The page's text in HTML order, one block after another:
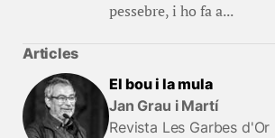
pessebre, i ho fa a...
Articles
El bou i la mula
Jan Grau i Martí
Revista Les Garbes d'Or